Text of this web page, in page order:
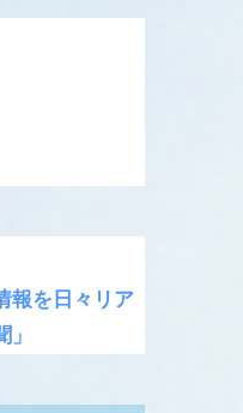
報を日々リア